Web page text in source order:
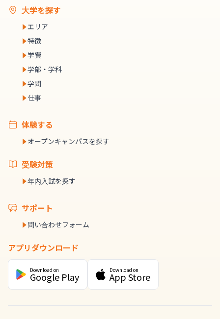
大学を探す
エリア
特徴
学費
学部・学科
学問
仕事
体験する
オープンキャンパスを探す
受験対策
年内入試を探す
サポート
問い合わせフォーム
アプリダウンロード
Download on
Google Play
Download on
App Store